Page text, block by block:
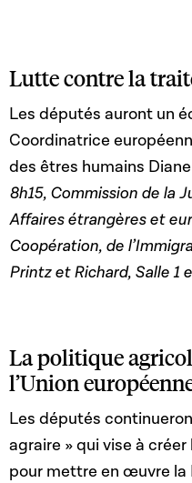
Lutte contre la
Les députés auront un
Coordinatrice
des êtres humains
8h15, Commission de la
Affaires étrangères et
Coopération, de
Printz et Richard, Salle 1
La politique
l’Union
Les députés
agraire » qui vise à
pour mettre en œuvre la